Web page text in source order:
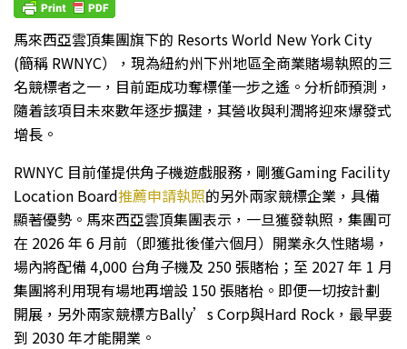
馬來西亞雲頂集團旗下的 Resorts World New York City
(簡稱 RWNYC），現為紐約州下州地區全商業賭場執照的三
名競標者之一，目前距成功奪標僅一步之遙。分析師預測，
隨着該項目未來數年逐步擴建，其營收與利潤將迎來爆發式
增長。
RWNYC 目前僅提供角子機遊戲服務，剛獲Gaming Facility
Location Board推薦申請執照的另外兩家競標企業，具備
顯著優勢。馬來西亞雲頂集團表示，一旦獲發執照，集團可
在 2026 年 6 月前（即獲批後僅六個月）開業永久性賭場，
場內將配備 4,000 台角子機及 250 張賭枱；至 2027 年 1 月
集團將利用現有場地再增設 150 張賭枱。即便一切按計劃
開展，另外兩家競標方Bally’s Corp與Hard Rock，最早要
到 2030 年才能開業。